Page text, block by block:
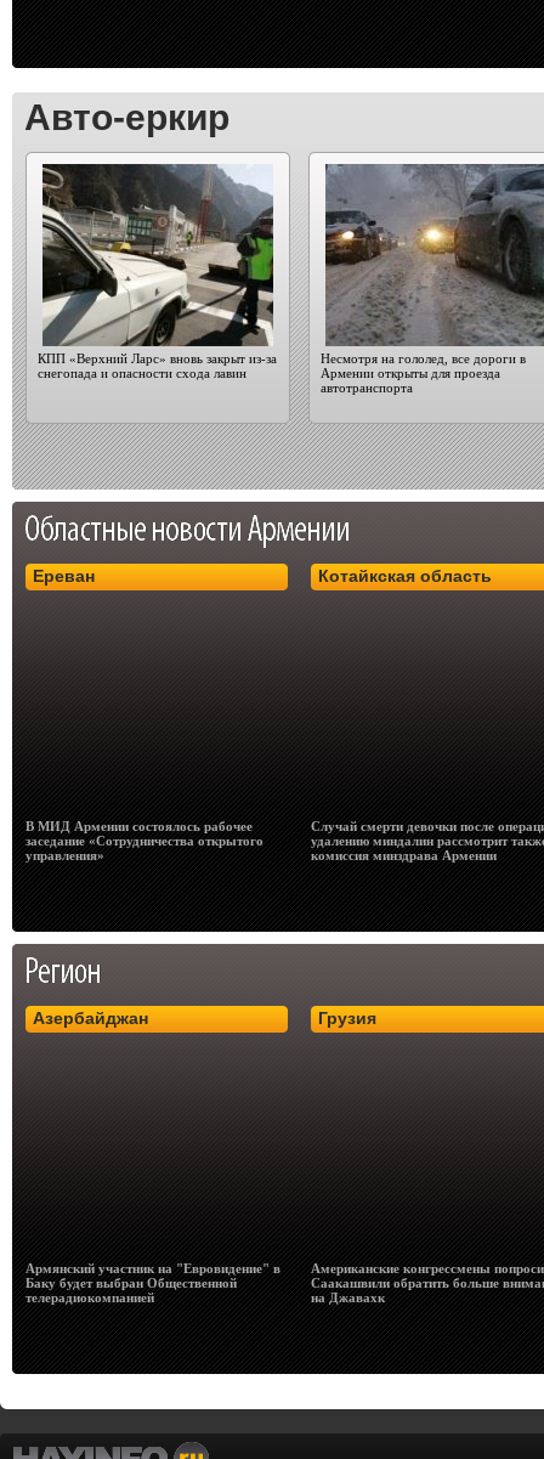
Авто-еркир
КПП «Верхний Ларс» вновь закрыт из-за
снегопада и опасности схода лавин
Несмотря на гололед, все дороги в
Армении открыты для проезда
автотранспорта
Ереван
В МИД Армении состоялось рабочее
заседание «Сотрудничества открытого
управления»
Котайкская область
Случай смерти девочки после
удалению миндалин рассмотрит
комиссия минздрава Армении
Азербайджан
Армянский участник на "Евровидение" в
Баку будет выбран Общественной
телерадиокомпанией
Грузия
Американские конгрессмены
Саакашвили обратить больше
на Джавахк